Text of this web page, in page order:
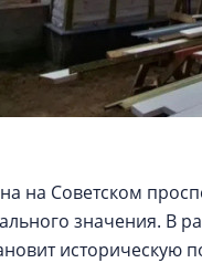
на Советском
значения. В
историческую